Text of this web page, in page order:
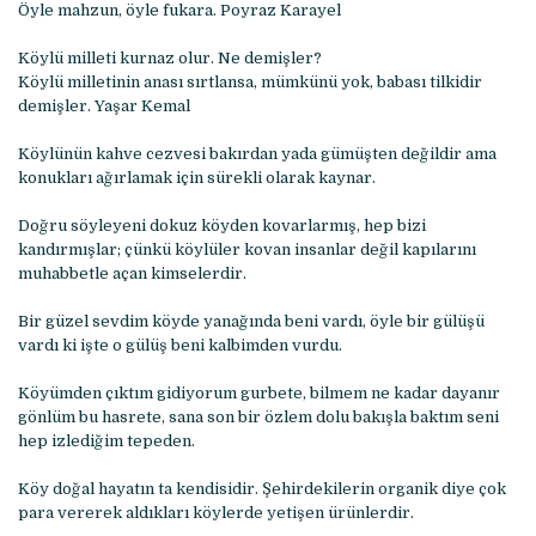
Öyle mahzun, öyle fukara. Poyraz Karayel
Köylü milleti kurnaz olur. Ne demişler?
Köylü milletinin anası sırtlansa, mümkünü yok, babası tilkidir
demişler. Yaşar Kemal
Köylünün kahve cezvesi bakırdan yada gümüşten değildir ama
konukları ağırlamak için sürekli olarak kaynar.
Doğru söyleyeni dokuz köyden kovarlarmış, hep bizi
kandırmışlar; çünkü köylüler kovan insanlar değil kapılarını
muhabbetle açan kimselerdir.
Bir güzel sevdim köyde yanağında beni vardı, öyle bir gülüşü
vardı ki işte o gülüş beni kalbimden vurdu.
Köyümden çıktım gidiyorum gurbete, bilmem ne kadar dayanır
gönlüm bu hasrete, sana son bir özlem dolu bakışla baktım seni
hep izlediğim tepeden.
Köy doğal hayatın ta kendisidir. Şehirdekilerin organik diye çok
para vererek aldıkları köylerde yetişen ürünlerdir.